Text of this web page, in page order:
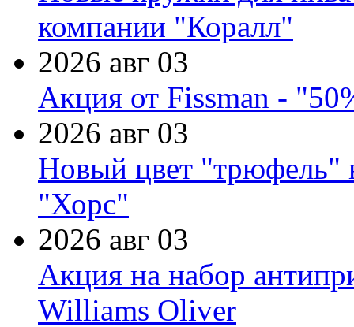
компании "Коралл"
2026 авг 03
Акция от Fissman -
2026 авг 03
Новый цвет "трюфель"
"Хорс"
2026 авг 03
Акция на набор
Williams Oliver